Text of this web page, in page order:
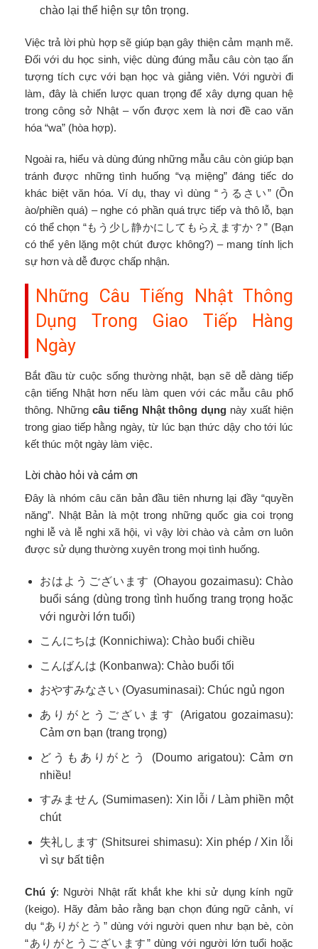
chào lại thể hiện sự tôn trọng.
Việc trả lời phù hợp sẽ giúp bạn gây thiện cảm mạnh mẽ.
Đối với du học sinh, việc dùng đúng mẫu câu còn tạo ấn
tượng tích cực với bạn học và giảng viên. Với người đi
làm, đây là chiến lược quan trọng để xây dựng quan hệ
trong công sở Nhật – vốn được xem là nơi đề cao văn
hóa “wa” (hòa hợp).
Ngoài ra, hiểu và dùng đúng những mẫu câu còn giúp bạn
tránh được những tình huống “vạ miệng” đáng tiếc do
khác biệt văn hóa. Ví dụ, thay vì dùng “うるさい” (Ồn
ào/phiền quá) – nghe có phần quá trực tiếp và thô lỗ, bạn
có thể chọn “もう少し静かにしてもらえますか？” (Bạn
có thể yên lặng một chút được không?) – mang tính lịch
sự hơn và dễ được chấp nhận.
Những Câu Tiếng Nhật Thông
Dụng Trong Giao Tiếp Hàng
Ngày
Bắt đầu từ cuộc sống thường nhật, bạn sẽ dễ dàng tiếp
cận tiếng Nhật hơn nếu làm quen với các mẫu câu phổ
thông. Những câu tiếng Nhật thông dụng này xuất hiện
trong giao tiếp hằng ngày, từ lúc bạn thức dậy cho tới lúc
kết thúc một ngày làm việc.
Lời chào hỏi và cảm ơn
Đây là nhóm câu căn bản đầu tiên nhưng lại đầy “quyền
năng”. Nhật Bản là một trong những quốc gia coi trọng
nghi lễ và lễ nghi xã hội, vì vậy lời chào và cảm ơn luôn
được sử dụng thường xuyên trong mọi tình huống.
おはようございます (Ohayou gozaimasu): Chào
buổi sáng (dùng trong tình huống trang trọng hoặc
với người lớn tuổi)
こんにちは (Konnichiwa): Chào buổi chiều
こんばんは (Konbanwa): Chào buổi tối
おやすみなさい (Oyasuminasai): Chúc ngủ ngon
ありがとうございます (Arigatou gozaimasu):
Cảm ơn bạn (trang trọng)
どうもありがとう (Doumo arigatou): Cảm ơn
nhiều!
すみません (Sumimasen): Xin lỗi / Làm phiền một
chút
失礼します (Shitsurei shimasu): Xin phép / Xin lỗi
vì sự bất tiện
Chú ý: Người Nhật rất khắt khe khi sử dụng kính ngữ
(keigo). Hãy đảm bảo rằng bạn chọn đúng ngữ cảnh, ví
dụ “ありがとう” dùng với người quen như bạn bè, còn
“ありがとうございます” dùng với người lớn tuổi hoặc